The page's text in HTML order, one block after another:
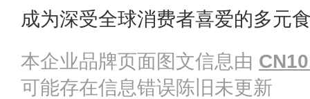
成为深受全球消费者喜爱的多元
本企业品牌页面图文信息由
可能存在信息错误陈旧未更新